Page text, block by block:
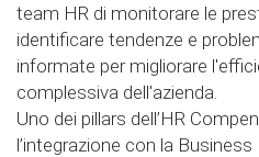
team HR di monitorare le
identificare tendenze e
informate per migliorare
complessiva dell'azienda.
Uno dei pillars dell’HR
l’integrazione con la